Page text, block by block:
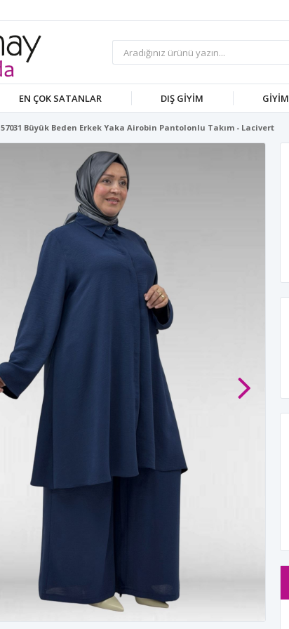
EN ÇOK SATANLAR DIŞ GİYİM GİYİM
57031 Büyük Beden Erkek Yaka Airobin Pantolonlu Takım - Lacivert